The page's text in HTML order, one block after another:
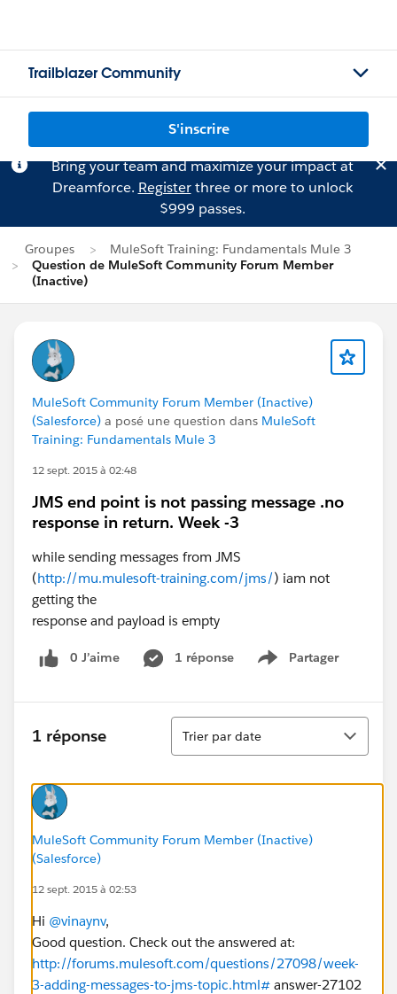
Trailblazer Community
S'inscrire
Bring your team and maximize your impact at
Dreamforce. Registerthree or more to unlock
$999 passes.
Groupes
MuleSoft Training: Fundamentals Mule 3
Question de MuleSoft Community Forum Member
(Inactive)
MuleSoft Community Forum Member (Inactive)
(Salesforce) a posé une question dans MuleSoft
Training: Fundamentals Mule 3
12 sept. 2015 à 02:48
JMS end point is not passing message .no
response in return. Week -3
while sending messages from JMS
(http://mu.mulesoft-training.com/jms/) iam not
getting the
response and payload is empty
0 J’aime 1 réponse Partager
Show menu
1 réponse
Tri
Trier par date
MuleSoft Community Forum Member (Inactive)
(Salesforce)
12 sept. 2015 à 02:53
Hi @vinaynv,
Good question. Check out the answered at:
http://forums.mulesoft.com/questions/27098/week-
3-adding-messages-to-jms-topic.html# answer-27102